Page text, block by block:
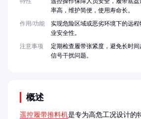
概述
遥控履带推料机是专为高危工况设计的
率高，维护简便，使用寿命长。
作用/功能
实现危险区域或恶劣环境下的远
业安全性。
注意事项
定期检查履带张紧度，避免长时
信号干扰问题。